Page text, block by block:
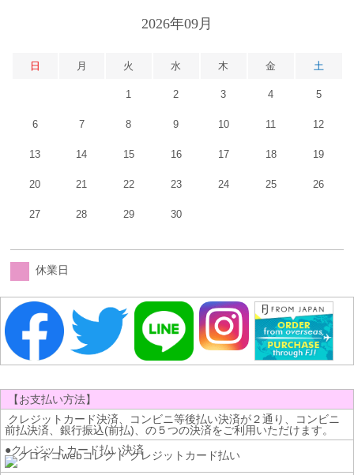
2026年09月
日 月 火 水 木 金 土
1 2 3 4 5
6 7 8 9 10 11 12
13 14 15 16 17 18 19
20 21 22 23 24 25 26
27 28 29 30
休業日
【お支払い方法】
クレジットカード決済、コンビニ等後払い決済が２通り、コンビニ
前払決済、銀行振込(前払)、の５つの決済をご利用いただけます。
●クレジットカード払い決済